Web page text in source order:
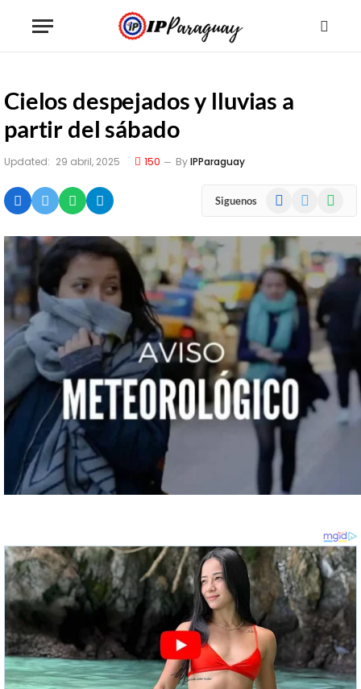
Cielos despejados y lluvias a
partir del sábado
Updated: 29 abril, 2025 150 ByIPParaguay
Siguenos Facebook